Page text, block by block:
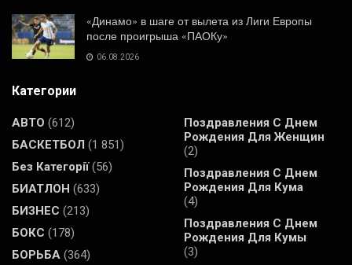
«Динамо» в шаге от вылета из Лиги Европы
после проигрыша «ПАОКу»
06.08.2026
Категории
АВТО (612)
БАСКЕТБОЛ (1 851)
Без Категорії(56)
БИАТЛОН (633)
БИЗНЕС (213)
БОКС (178)
БОРЬБА (364)
Поздравления С Днем
Рождения Для Женщин
(2)
Поздравления С Днем
Рождения Для Кума
(4)
Поздравления С Днем
Рождения Для Кумы
(3)